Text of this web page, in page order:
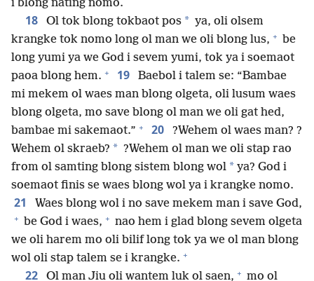
i blong nating nomo.
18 Ol tok blong tokbaot pos * ya, oli olsem
krangke tok nomo long ol man we oli blong lus, + be
long yumi ya we God i sevem yumi, tok ya i soemaot
paoa blong hem. + 19
Baebol i talem se: “Bambae
mi mekem ol waes man blong olgeta, oli lusum waes
blong olgeta, mo save blong ol man we oli gat hed,
bambae mi sakemaot.” + 20
?Wehem ol waes man? ?
Wehem ol skraeb? * ?Wehem ol man we oli stap rao
from ol samting blong sistem blong wol * ya? God i
soemaot finis se waes blong wol ya i krangke nomo.
21 Waes blong wol i no save mekem man i save God,
+ be God i waes, + nao hem i glad blong sevem olgeta
we oli harem mo oli bilif long tok ya we ol man blong
wol oli stap talem se i krangke. +
22 Ol man Jiu oli wantem luk ol saen, + mo ol